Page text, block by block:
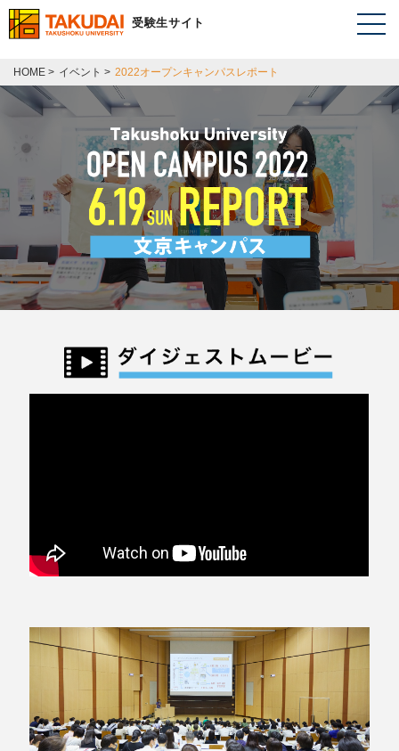
受験生サイト
HOME > イベント > 2022オープンキャンパスレポート